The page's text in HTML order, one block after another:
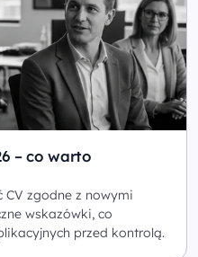
– co warto
zgodne z nowymi
wskazówki, co
przed kontrolą.